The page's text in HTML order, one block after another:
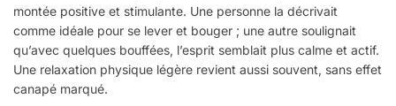
montée positive et stimulante. Une personne la décrivait
comme idéale pour se lever et bouger ; une autre soulignait
qu’avec quelques bouffées, l’esprit semblait plus calme et actif.
Une relaxation physique légère revient aussi souvent, sans effet
canapé marqué.